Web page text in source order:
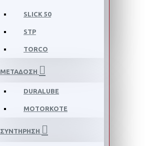
SLICK 50
STP
TORCO
ΜΕΤΑΔΟΣΗ
DURALUBE
MOTORKOTE
ΣΥΝΤΗΡΗΣΗ